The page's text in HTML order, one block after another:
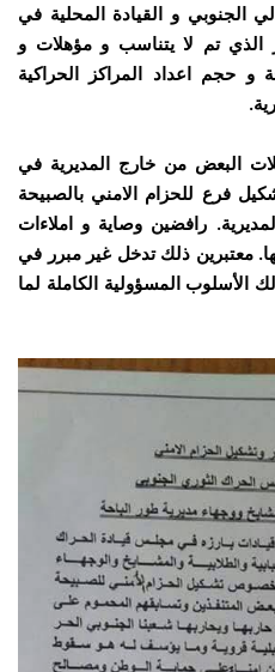
الجنوبي و القيادة المحلية في
الذي تم لا يتناسب و مؤهلات و
و حجم اعداد المراكز الحراكية
البعض من خارج المديرية في
فرع للحزام الامني بالصبيحة
رافضين وصاية و املاءات
معتبرين ذلك تدخل غير مبرر في
الأسلوب المسؤولية الكاملة لما